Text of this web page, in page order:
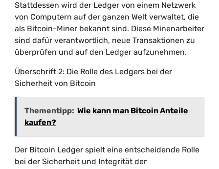
Stattdessen wird der Ledger von einem Netzwerk
von Computern auf der ganzen Welt verwaltet, die
als Bitcoin-Miner bekannt sind. Diese Minenarbeiter
sind dafür verantwortlich, neue Transaktionen zu
überprüfen und auf den Ledger aufzunehmen.
Überschrift 2: Die Rolle des Ledgers bei der
Sicherheit von Bitcoin
Thementipp: Wie kann man Bitcoin Anteile
kaufen?
Der Bitcoin Ledger spielt eine entscheidende Rolle
bei der Sicherheit und Integrität der